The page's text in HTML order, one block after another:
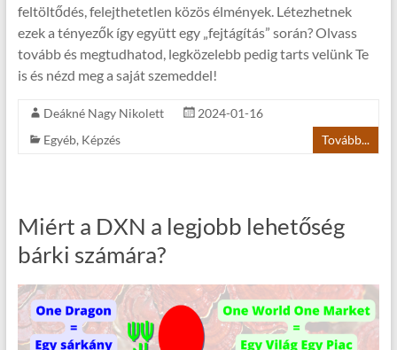
feltöltődés, felejthetetlen közös élmények. Létezhetnek
ezek a tényezők így együtt egy „fejtágítás” során? Olvass
tovább és megtudhatod, legközelebb pedig tarts velünk Te
is és nézd meg a saját szemeddel!
Deákné Nagy Nikolett
2024-01-16
Egyéb, Képzés Tovább...
Miért a DXN a legjobb lehetőség
bárki számára?